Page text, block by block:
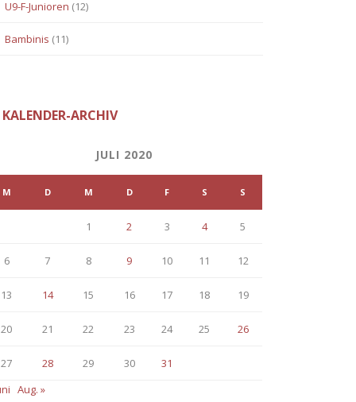
U9-F-Junioren (12)
Bambinis (11)
KALENDER-ARCHIV
JULI 2020
M D M D F S S
1 2 3 4 5
6 7 8 9 10 11 12
13 14 15 16 17 18 19
20 21 22 23 24 25 26
27 28 29 30
31
Aug. »